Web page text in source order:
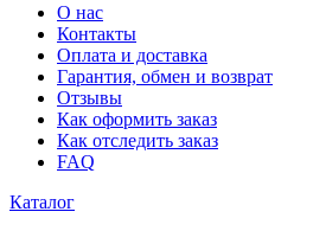
О нас
Контакты
Оплата и доставка
Гарантия, обмен и возврат
Отзывы
Как оформить заказ
Как отследить заказ
FAQ
Каталог